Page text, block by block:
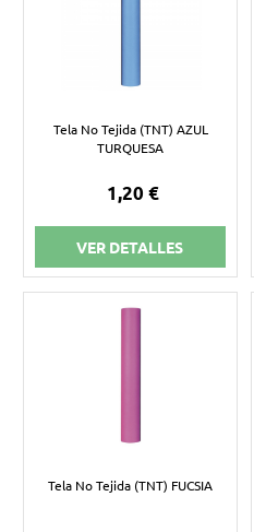
Tela No Tejida (TNT) AZUL
TURQUESA
1,20 €
VER DETALLES
Tela No Tejida (TNT) FUCSIA